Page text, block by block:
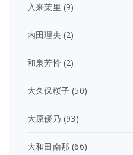
入来茉里 (9)
内田理央 (2)
和泉芳怜 (2)
大久保桜子 (50)
大原優乃 (93)
大和田南那 (66)